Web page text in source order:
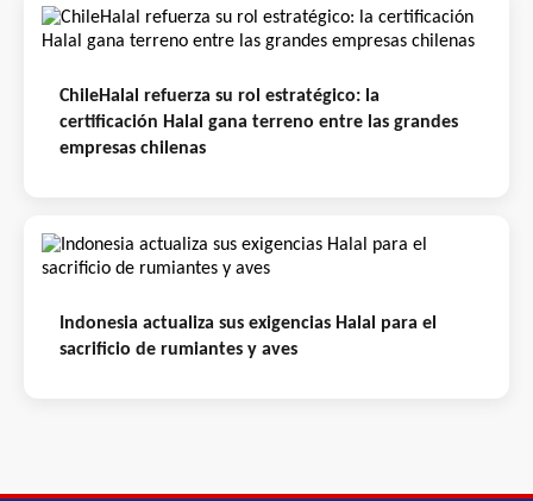
ChileHalal refuerza su rol estratégico: la
certificación Halal gana terreno entre las grandes
empresas chilenas
Indonesia actualiza sus exigencias Halal para el
sacrificio de rumiantes y aves